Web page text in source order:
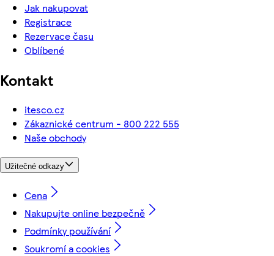
Jak nakupovat
Registrace
Rezervace času
Oblíbené
Kontakt
itesco.cz
Zákaznické centrum - 800 222 555
Naše obchody
Užitečné odkazy
Cena
Nakupujte online bezpečně
Podmínky používání
Soukromí a cookies